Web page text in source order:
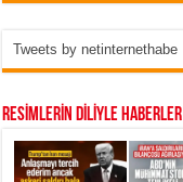
Tweets by netinternethabe
RESİMLERİN DİLİYLE HABERLER